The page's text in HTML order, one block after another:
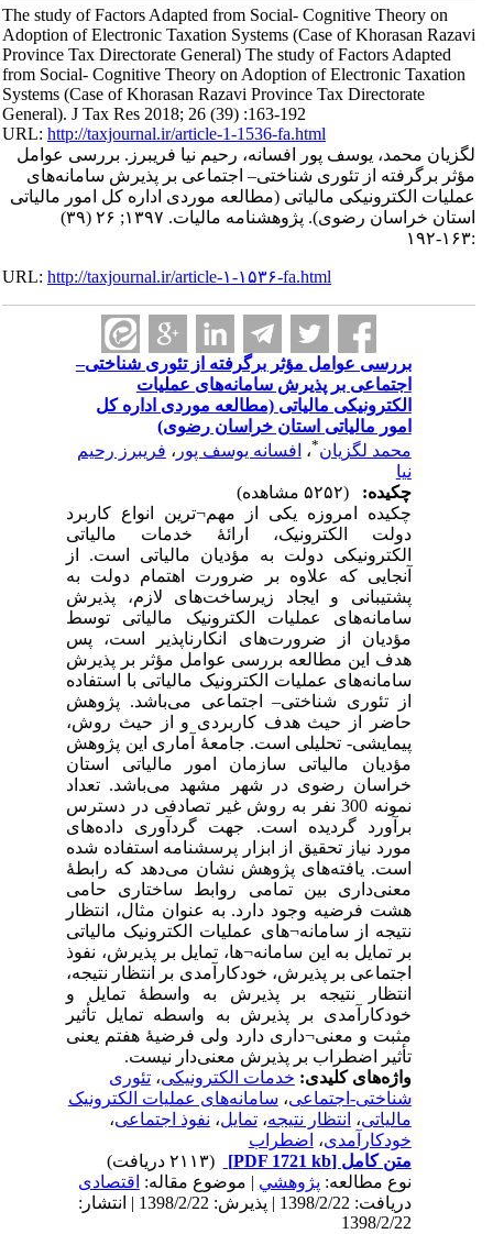
The study of Factors Adapted from Social- Cognitive Theory on
Adoption of Electronic Taxation Systems (Case of Khorasan Razavi
Province Tax Directorate General) The study of Factors Adapted
from Social- Cognitive Theory on Adoption of Electronic Taxation
Systems (Case of Khorasan Razavi Province Tax Directorate
General). J Tax Res 2018; 26 (39) :163-192
URL:http://taxjournal.ir/article-1-1536-fa.html
لگزیان محمد، یوسف پور افسانه، رحیم نیا فریبرز. بررسی عوامل
مؤثر برگرفته از تئوری شناختی– اجتماعی بر پذیرش سامانه‌های
عملیات الکترونیکی مالیاتی (مطالعه موردی اداره کل امور مالیاتی
استان خراسان رضوی). پژوهشنامه مالیات. ۱۳۹۷; ۲۶ (۳۹)
URL:http://taxjournal.ir/article-۱-۱۵۳۶-fa.html
بررسی عوامل مؤثر برگرفته از تئوری شناختی–
اجتماعی بر پذیرش سامانه‌های عملیات
الکترونیکی مالیاتی (مطالعه موردی اداره کل
امور مالیاتی استان خراسان رضوی)
محمد لگزیان *،افسانه یوسف پور، فریبرز رحیم
نیا
چکیده:
چکیده امروزه یکی از مهم¬ترین انواع کاربرد
دولت الکترونیک، ارائۀ خدمات مالیاتی
الکترونیکی دولت به مؤدیان مالیاتی است. از
آنجایی که علاوه بر ضرورت اهتمام دولت به
پشتیبانی و ایجاد زیرساخت‌های لازم، پذیرش
سامانه‌های عملیات الکترونیک مالیاتی توسط
مؤدیان از ضرورت‌های انکارناپذیر است، پس
هدف این مطالعه بررسی عوامل مؤثر بر پذیرش
سامانه‌های عملیات الکترونیک مالیاتی با استفاده
از تئوری شناختی– اجتماعی می‌باشد. پژوهش
حاضر از حیث هدف کاربردی و از حیث روش،
پیمایشی- تحلیلی است. جامعۀ آماری این پژوهش
مؤدیان مالیاتی سازمان امور مالیاتی استان
خراسان رضوی در شهر مشهد می‌باشد. تعداد
نمونه 300 نفر به روش غیر تصادفی در دسترس
برآورد گردیده است. جهت گردآوری داده‌های
مورد نیاز تحقیق از ابزار پرسشنامه استفاده شده
است. یافته‌های پژوهش نشان می‌دهد که رابطۀ
معنی‌داری بین تمامی روابط ساختاری حامی
هشت فرضیه وجود دارد. به عنوان مثال، انتظار
نتیجه از سامانه¬های عملیات الکترونیک مالیاتی
بر تمایل به این سامانه¬ها، تمایل بر پذیرش، نفوذ
اجتماعی بر پذیرش، خودکارآمدی بر انتظار نتیجه،
انتظار نتیجه بر پذیرش به واسطۀ تمایل و
خودکارآمدی بر پذیرش به واسطه تمایل تأثیر
مثبت و معنی¬داری دارد ولی فرضیۀ هفتم یعنی
تأثیر اضطراب بر پذیرش معنی‌دار نیست.
واژه‌های کلیدی:خدمات الکترونیکی،تئوری
شناختی-اجتماعی،سامانه‌های عملیات الکترونیک
مالیاتی،انتظار نتیجه،تمایل،نفوذ اجتماعی،
خودکارآمدی،اضطراب
متن کامل[PDF 1721 kb]
نوع مطالعه:پژوهشي| موضوع مقاله:اقتصادی
دریافت: 1398/2/22 | پذیرش: 1398/2/22 | انتشار:
1398/2/22